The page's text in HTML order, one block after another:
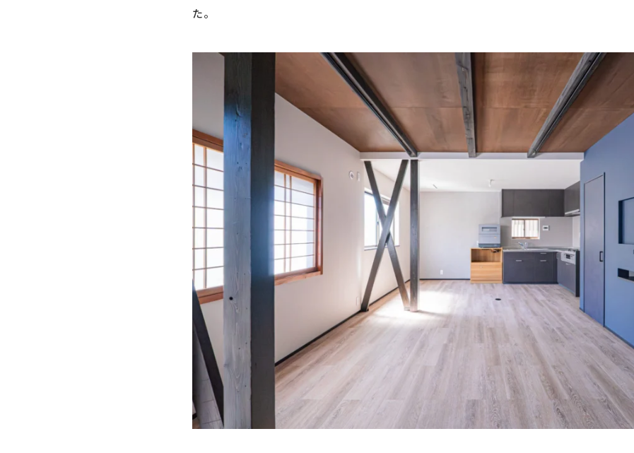
た。